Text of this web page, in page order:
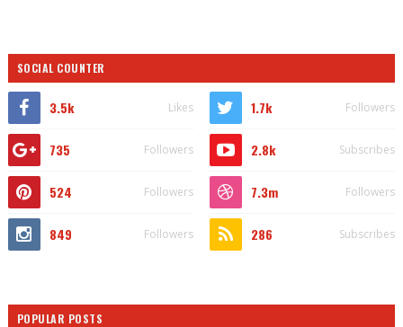
SOCIAL COUNTER
3.5k Likes 1.7k Followers
735 Followers 2.8k Subscribes
524 Followers 7.3m Followers
849 Followers 286 Subscribes
POPULAR POSTS